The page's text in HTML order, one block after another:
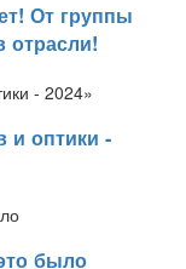
От группы
отрасли!
и оптики -
было